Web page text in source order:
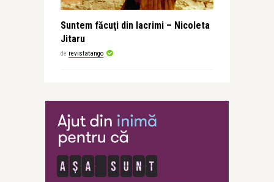
Suntem făcuţi din lacrimi – Nicoleta
Jitaru
de revistatango